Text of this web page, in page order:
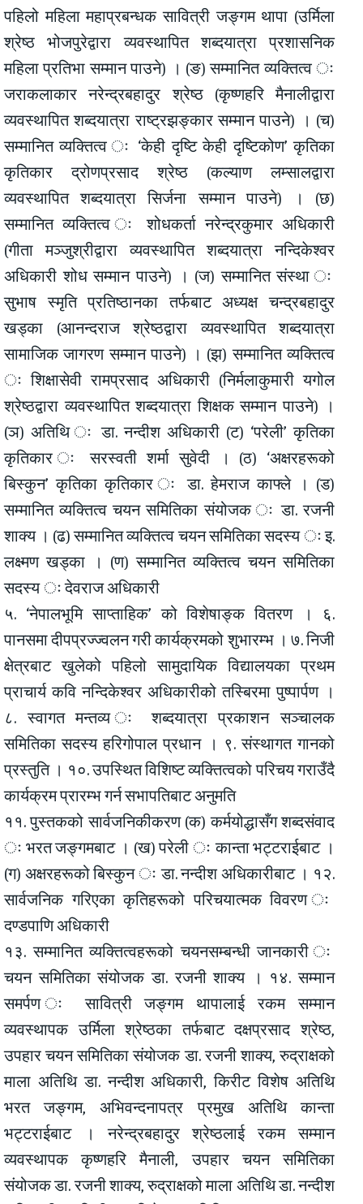
पहिलो महिला महाप्रबन्धक सावित्री जङ्गम थापा (उर्मिला
श्रेष्ठ भोजपुरेद्वारा व्यवस्थापित शब्दयात्रा प्रशासनिक
महिला प्रतिभा सम्मान पाउने) । (ङ) सम्मानित व्यक्तित्व ः
जराकलाकार नरेन्द्रबहादुर श्रेष्ठ (कृष्णहरि मैनालीद्वारा
व्यवस्थापित शब्दयात्रा राष्ट्रझङ्कार सम्मान पाउने) । (च)
सम्मानित व्यक्तित्व ः ‘केही दृष्टि केही दृष्टिकोण’ कृतिका
कृतिकार द्रोणप्रसाद श्रेष्ठ (कल्याण लम्सालद्वारा
व्यवस्थापित शब्दयात्रा सिर्जना सम्मान पाउने) । (छ)
सम्मानित व्यक्तित्व ः शोधकर्ता नरेन्द्रकुमार अधिकारी
(गीता मञ्जुश्रीद्वारा व्यवस्थापित शब्दयात्रा नन्दिकेश्वर
अधिकारी शोध सम्मान पाउने) । (ज) सम्मानित संस्था ः
सुभाष स्मृति प्रतिष्ठानका तर्फबाट अध्यक्ष चन्द्रबहादुर
खड्का (आनन्दराज श्रेष्ठद्वारा व्यवस्थापित शब्दयात्रा
सामाजिक जागरण सम्मान पाउने) । (झ) सम्मानित व्यक्तित्व
ः शिक्षासेवी रामप्रसाद अधिकारी (निर्मलाकुमारी यगोल
श्रेष्ठद्वारा व्यवस्थापित शब्दयात्रा शिक्षक सम्मान पाउने) ।
(ञ) अतिथि ः डा. नन्दीश अधिकारी (ट) ‘परेली’ कृतिका
कृतिकार ः सरस्वती शर्मा सुवेदी । (ठ) ‘अक्षरहरूको
बिस्कुन’ कृतिका कृतिकार ः डा. हेमराज काफ्ले । (ड)
सम्मानित व्यक्तित्व चयन समितिका संयोजक ः डा. रजनी
शाक्य । (ढ) सम्मानित व्यक्तित्व चयन समितिका सदस्य ः इ.
लक्ष्मण खड्का । (ण) सम्मानित व्यक्तित्व चयन समितिका
सदस्य ः देवराज अधिकारी
५. ‘नेपालभूमि साप्ताहिक’ को विशेषाङ्क वितरण । ६.
पानसमा दीपप्रज्ज्वलन गरी कार्यक्रमको शुभारम्भ । ७. निजी
क्षेत्रबाट खुलेको पहिलो सामुदायिक विद्यालयका प्रथम
प्राचार्य कवि नन्दिकेश्वर अधिकारीको तस्बिरमा पुष्पार्पण ।
८. स्वागत मन्तव्य ः शब्दयात्रा प्रकाशन सञ्चालक
समितिका सदस्य हरिगोपाल प्रधान । ९. संस्थागत गानको
प्रस्तुति । १०. उपस्थित विशिष्ट व्यक्तित्वको परिचय गराउँदै
कार्यक्रम प्रारम्भ गर्न सभापतिबाट अनुमति
११. पुस्तकको सार्वजनिकीकरण (क) कर्मयोद्धासँग शब्दसंवाद
ः भरत जङ्गमबाट । (ख) परेली ः कान्ता भट्टराईबाट ।
(ग) अक्षरहरूको बिस्कुन ः डा. नन्दीश अधिकारीबाट । १२.
सार्वजनिक गरिएका कृतिहरूको परिचयात्मक विवरण ः
दण्डपाणि अधिकारी
१३. सम्मानित व्यक्तित्वहरूको चयनसम्बन्धी जानकारी ः
चयन समितिका संयोजक डा. रजनी शाक्य । १४. सम्मान
समर्पण ः सावित्री जङ्गम थापालाई रकम सम्मान
व्यवस्थापक उर्मिला श्रेष्ठका तर्फबाट दक्षप्रसाद श्रेष्ठ,
उपहार चयन समितिका संयोजक डा. रजनी शाक्य, रुद्राक्षको
माला अतिथि डा. नन्दीश अधिकारी, किरीट विशेष अतिथि
भरत जङ्गम, अभिवन्दनापत्र प्रमुख अतिथि कान्ता
भट्टराईबाट । नरेन्द्रबहादुर श्रेष्ठलाई रकम सम्मान
व्यवस्थापक कृष्णहरि मैनाली, उपहार चयन समितिका
संयोजक डा. रजनी शाक्य, रुद्राक्षको माला अतिथि डा. नन्दीश